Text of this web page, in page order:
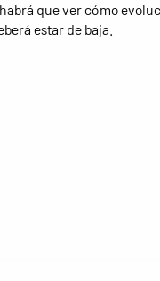
que ver cómo
estar de baja.